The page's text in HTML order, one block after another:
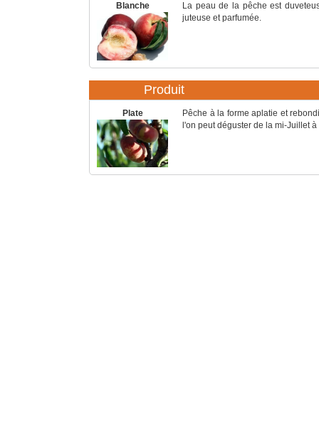
Blanche
La peau de la pêche est
juteuse et parfumée.
Produit
Plate
Pêche à la forme aplatie et
l'on peut déguster de la mi-Juillet